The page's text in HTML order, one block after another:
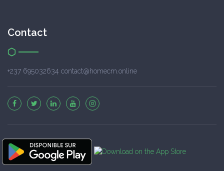
Contact
+237 695032634 contact@homecm.online